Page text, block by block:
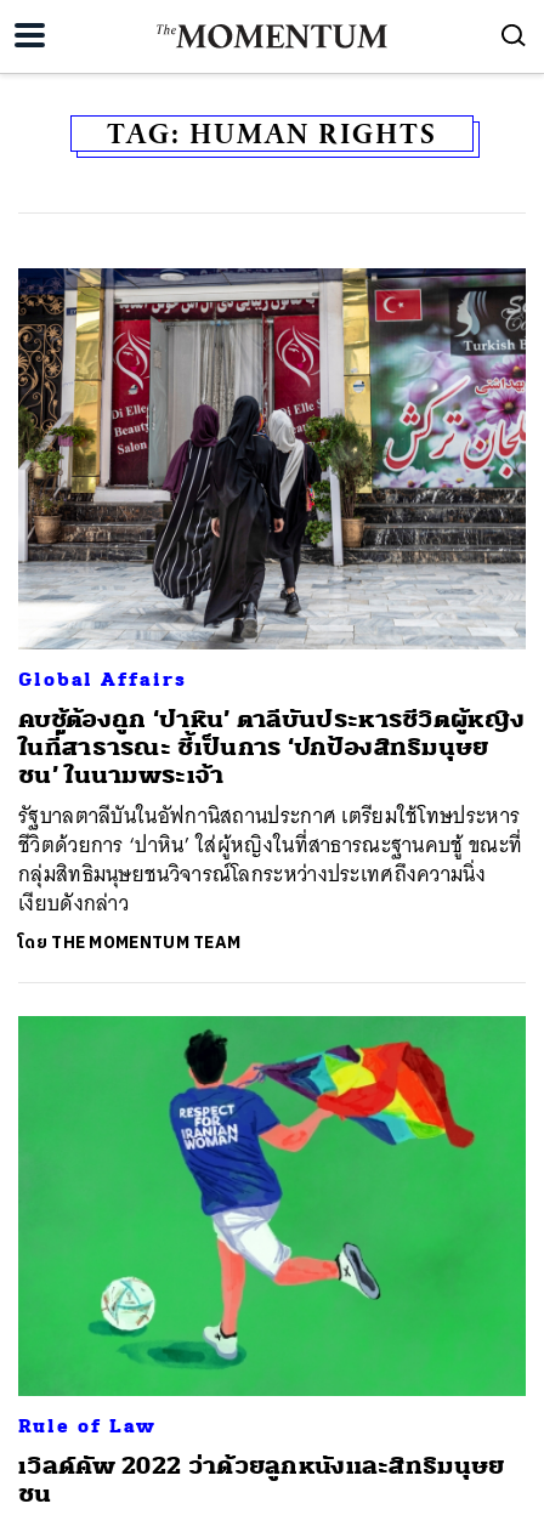
TAG: HUMAN RIGHTS
Global Affairs
คบชู้ต้องถูก ‘ปาหิน’ ตาลีบันประหารชีวิตผู้หญิง
ในที่สาธารณะ ชี้เป็นการ ‘ปกป้องสิทธิมนุษย
ชน’ ในนามพระเจ้า
รัฐบาลตาลีบันในอัฟกานิสถานประกาศ เตรียมใช้โทษประหาร
ชีวิตด้วยการ ‘ปาหิน’ ใส่ผู้หญิงในที่สาธารณะฐานคบชู้ ขณะที่
กลุ่มสิทธิมนุษยชนวิจารณ์โลกระหว่างประเทศถึงความนิ่ง
เงียบดังกล่าว
โดย THE MOMENTUM TEAM
Rule of Law
เวิลด์คัพ 2022 ว่าด้วยลูกหนังและสิทธิมนุษย
ชน